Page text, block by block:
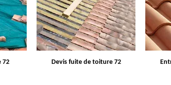
72 Entreprise de toiture 72